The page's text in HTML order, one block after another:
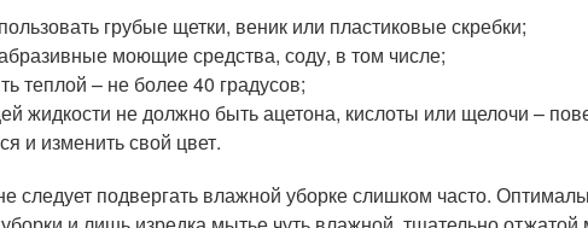
грубые щетки, веник или пластиковые скребки;
моющие средства, соду, в том числе;
теплой – не более 40 градусов;
жидкости не должно быть ацетона, кислоты или щелочи –
и изменить свой цвет.
следует подвергать влажной уборке слишком часто.